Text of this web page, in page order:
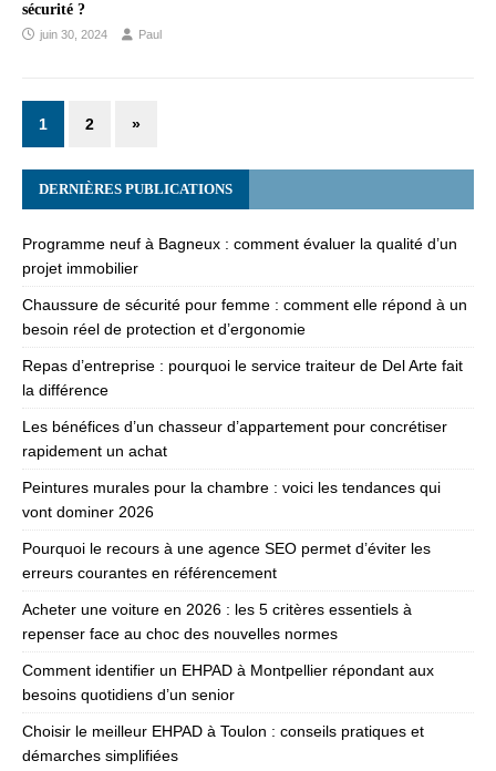
sécurité ?
juin 30, 2024 Paul
1 2 »
DERNIÈRES PUBLICATIONS
Programme neuf à Bagneux : comment évaluer la qualité d’un
projet immobilier
Chaussure de sécurité pour femme : comment elle répond à un
besoin réel de protection et d’ergonomie
Repas d’entreprise : pourquoi le service traiteur de Del Arte fait
la différence
Les bénéfices d’un chasseur d’appartement pour concrétiser
rapidement un achat
Peintures murales pour la chambre : voici les tendances qui
vont dominer 2026
Pourquoi le recours à une agence SEO permet d’éviter les
erreurs courantes en référencement
Acheter une voiture en 2026 : les 5 critères essentiels à
repenser face au choc des nouvelles normes
Comment identifier un EHPAD à Montpellier répondant aux
besoins quotidiens d’un senior
Choisir le meilleur EHPAD à Toulon : conseils pratiques et
démarches simplifiées